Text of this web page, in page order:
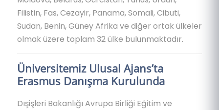
Filistin, Fas, Cezayir, Panama, Somali, Cibuti,
Sudan, Benin, Güney Afrika ve diğer ortak ülkeler
olmak üzere toplam 32 ülke bulunmaktadır.
Üniversitemiz Ulusal Ajans’ta
Erasmus Danışma Kurulunda
Dışişleri Bakanlığı Avrupa Birliği Eğitim ve